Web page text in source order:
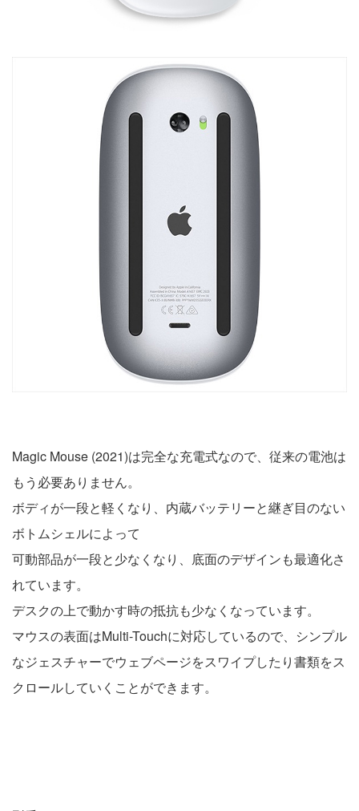
Magic Mouse (2021)は完全な充電式なので、従来の電池は
もう必要ありません。
ボディが一段と軽くなり、内蔵バッテリーと継ぎ目のない
ボトムシェルによって
可動部品が一段と少なくなり、底面のデザインも最適化さ
れています。
デスクの上で動かす時の抵抗も少なくなっています。
マウスの表面はMulti-Touchに対応しているので、シンプル
なジェスチャーでウェブページをスワイプしたり書類をス
クロールしていくことができます。